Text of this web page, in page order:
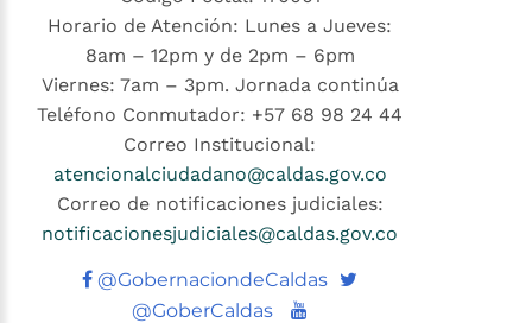
Horario de Atención: Lunes a Jueves:
8am – 12pm y de 2pm – 6pm
Viernes: 7am – 3pm. Jornada continúa
Teléfono Conmutador: +57 68 98 24 44
Correo Institucional:
atencionalciudadano@caldas.gov.co
Correo de notificaciones judiciales:
notificacionesjudiciales@caldas.gov.co
@GobernaciondeCaldas Twitter
@GoberCaldas
Youtube